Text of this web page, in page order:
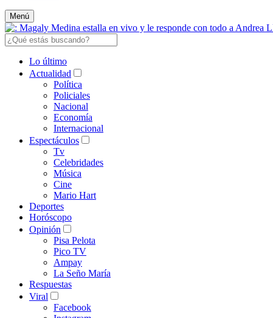
Menú
Lo último
Actualidad
Política
Policiales
Nacional
Economía
Internacional
Espectáculos
Tv
Celebridades
Música
Cine
Mario Hart
Deportes
Horóscopo
Opinión
Pisa Pelota
Pico TV
Ampay
La Seño María
Respuestas
Viral
Facebook